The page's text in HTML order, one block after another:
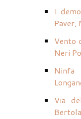
I
Paver,
Vento
Neri
Via